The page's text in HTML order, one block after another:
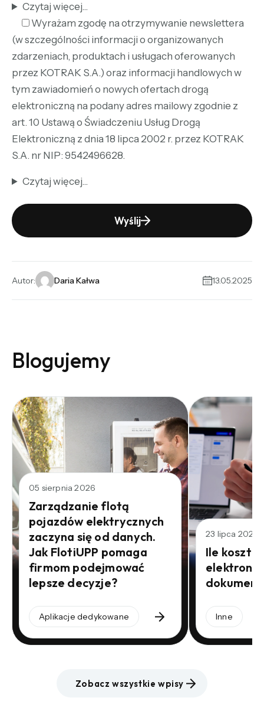
Czytaj więcej...
Wyrażam zgodę na otrzymywanie newslettera
(w szczególności informacji o organizowanych
zdarzeniach, produktach i usługach oferowanych
przez KOTRAK S.A.) oraz informacji handlowych w
tym zawiadomień o nowych ofertach drogą
elektroniczną na podany adres mailowy zgodnie z
art. 10 Ustawą o Świadczeniu Usług Drogą
Elektroniczną z dnia 18 lipca 2002 r. przez KOTRAK
S.A. nr NIP: 9542496628.
Czytaj więcej...
Wyślij
Autor: Daria Kałwa 13.05.2025
Blogujemy
05 sierpnia 2026
Zarządzanie flotą
pojazdów elektrycznych
zaczyna się od danych.
Jak FlotiUPP pomaga
firmom podejmować
lepsze decyzje?
Aplikacje dedykowane
23 lipca 2026
Ile
Inne
Zobacz wszystkie wpisy